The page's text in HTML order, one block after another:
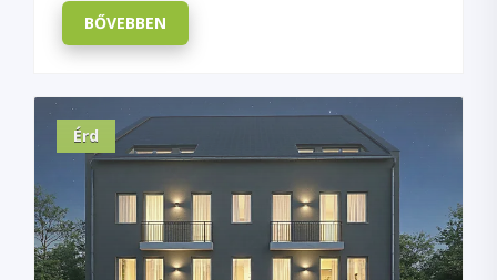
BŐVEBBEN
Érd